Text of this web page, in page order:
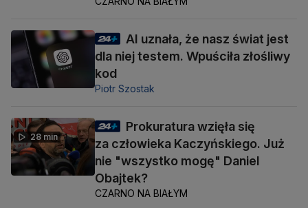
AI uznała, że nasz świat jest
dla niej testem. Wpuściła złośliwy
kod
Piotr Szostak
28 min
Prokuratura wzięła się
za człowieka Kaczyńskiego. Już
nie "wszystko mogę" Daniel
Obajtek?
CZARNO NA BIAŁYM